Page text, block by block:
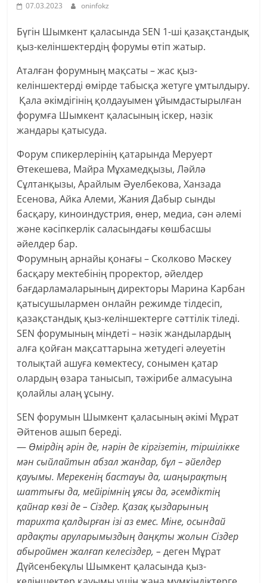
07.03.2023 oninfokz
Бүгін Шымкент қаласында SEN 1-ші қазақстандық
қыз-келіншектердің форумы өтіп жатыр.
Аталған форумның мақсаты – жас қыз-
келіншектерді өмірде табысқа жетуге ұмтылдыру.
Қала әкімдігінің қолдауымен ұйымдастырылған
форумға Шымкент қаласының іскер, нәзік
жандары қатысуда.
Форум спикерлерінің қатарында Меруерт
Өтекешева, Майра Мұхамедқызы, Ләйлә
Сұлтанқызы, Арайлым Әуелбекова, Ханзада
Есенова, Айка Алеми, Жания Дабыр сынды
басқару, киноиндустрия, өнер, медиа, сән әлемі
және кәсіпкерлік саласындағы көшбасшы
әйелдер бар.
Форумның арнайы қонағы – Сколково Мәскеу
басқару мектебінің проректор, әйелдер
бағдарламаларының директоры Марина Карбан
қатысушылармен онлайн режимде тілдесіп,
қазақстандық қыз-келіншектерге сәттілік тіледі.
SEN форумының міндеті – нәзік жандылардың
алға қойған мақсаттарына жетудегі әлеуетін
толықтай ашуға көмектесу, сонымен қатар
олардың өзара танысып, тәжірибе алмасуына
қолайлы алаң ұсыну.​
SEN форумын Шымкент қаласының әкімі Мұрат
Әйтенов ашып береді.
— Өмірдің әрін де, нәрін де кіргізетін, тіршілікке
мән сыйлайтын абзал жандар, бұл – әйелдер
қауымы. Мерекенің бастауы да, шаңырақтың
шаттығы да, мейірімнің ұясы да, әсемдіктің
қайнар көзі де – Сіздер. Қазақ қыздарының
тарихта қалдырған ізі аз емес. Міне, осындай
ардақты аруларымыздың даңқты жолын Сіздер
абыроймен жалғап келесіздер, – деген Мұрат
Дүйсенбекұлы Шымкент қаласында қыз-